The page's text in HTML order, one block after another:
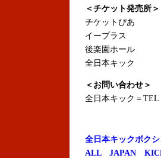
＜チケット発売所＞
チケットぴあ
イープラス
後楽園ホール
全日本キック
＜お問い合わせ＞
全日本キック＝TEL
全日本キックボク
ALL JAPAN